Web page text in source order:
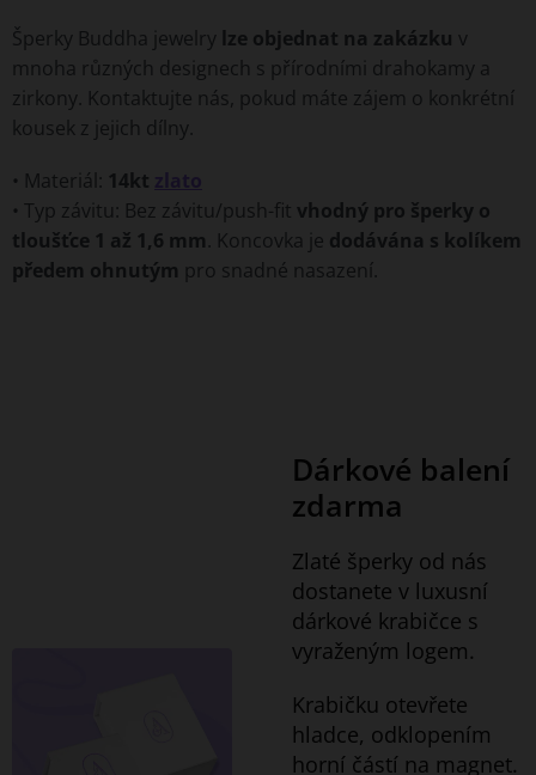
Šperky Buddha jewelry lze objednat na zakázku v
mnoha různých designech s přírodními drahokamy a
zirkony. Kontaktujte nás, pokud máte zájem o konkrétní
kousek z jejich dílny.
• Materiál: 14kt
• Typ závitu: Bez závitu/push-fit vhodný pro šperky o
tloušťce 1 až 1,6 mm . Koncovka je dodávána s kolíkem
předem ohnutým pro snadné nasazení.
Dárkové balení
zdarma
Zlaté šperky od nás
dostanete v luxusní
dárkové krabičce s
vyraženým logem.
Krabičku otevřete
hladce, odklopením
horní částí na magnet.